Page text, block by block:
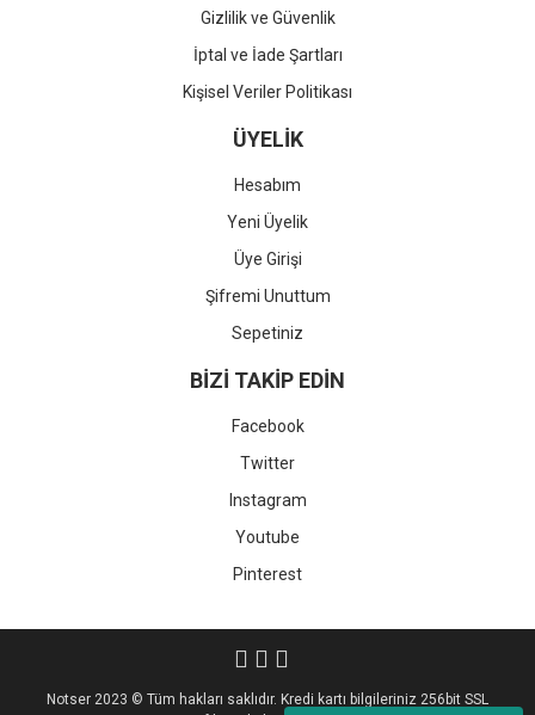
Gizlilik ve Güvenlik
İptal ve İade Şartları
Kişisel Veriler Politikası
ÜYELİK
Hesabım
Yeni Üyelik
Üye Girişi
Şifremi Unuttum
Sepetiniz
BİZİ TAKİP EDİN
Facebook
Twitter
Instagram
Youtube
Pinterest
Notser 2023 © Tüm hakları saklıdır. Kredi kartı bilgileriniz 256bit SSL